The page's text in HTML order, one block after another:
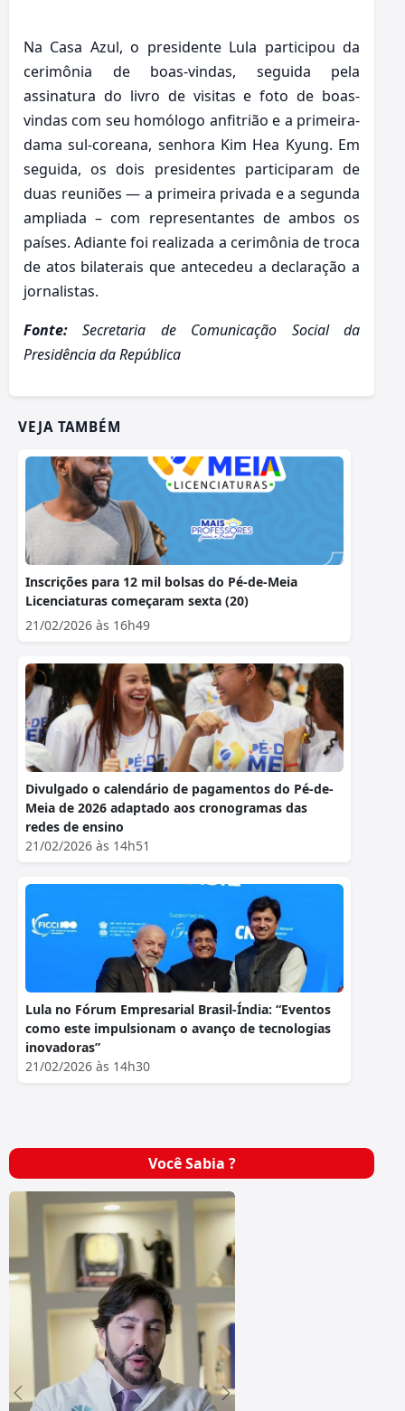
Na Casa Azul, o presidente Lula participou da
cerimônia de boas-vindas, seguida pela
assinatura do livro de visitas e foto de boas-
vindas com seu homólogo anfitrião e a primeira-
dama sul-coreana, senhora Kim Hea Kyung. Em
seguida, os dois presidentes participaram de
duas reuniões — a primeira privada e a segunda
ampliada – com representantes de ambos os
países. Adiante foi realizada a cerimônia de troca
de atos bilaterais que antecedeu a declaração a
jornalistas.
Fonte: Secretaria de Comunicação Social da
Presidência da República
VEJA TAMBÉM
Inscrições para 12 mil bolsas do Pé-de-Meia
Licenciaturas começaram sexta (20)
21/02/2026 às 16h49
Divulgado o calendário de pagamentos do Pé-de-
Meia de 2026 adaptado aos cronogramas das
redes de ensino
21/02/2026 às 14h51
Lula no Fórum Empresarial Brasil-Índia: “Eventos
como este impulsionam o avanço de tecnologias
inovadoras”
21/02/2026 às 14h30
Você Sabia ?